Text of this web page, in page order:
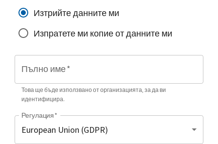
Изтрийте данните ми
Изпратете ми копие от данните ми
Пълно име*
Това ще бъде използвано от организацията, за да ви
идентифицира.
Регулация*